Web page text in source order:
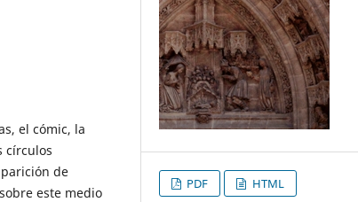
el cómic, la
círculos
de
este medio
PDF HTML